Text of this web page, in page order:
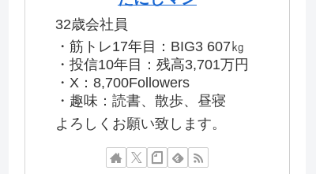
32歳会社員
・筋トレ17年目：BIG3 607㎏
・投信10年目：残高3,701万円
・X：8,700Followers
・趣味：読書、散歩、昼寝
よろしくお願い致します。